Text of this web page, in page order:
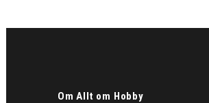
Om Allt om Hobby